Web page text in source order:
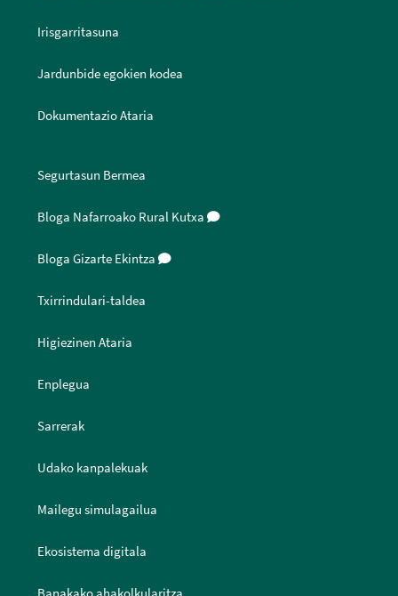
Irisgarritasuna
Jardunbide egokien kodea
Dokumentazio Ataria
Segurtasun Bermea
Bloga Nafarroako Rural Kutxa
Bloga Gizarte Ekintza
Txirrindulari-taldea
Higiezinen Ataria
Enplegua
Sarrerak
Udako kanpalekuak
Mailegu simulagailua
Ekosistema digitala